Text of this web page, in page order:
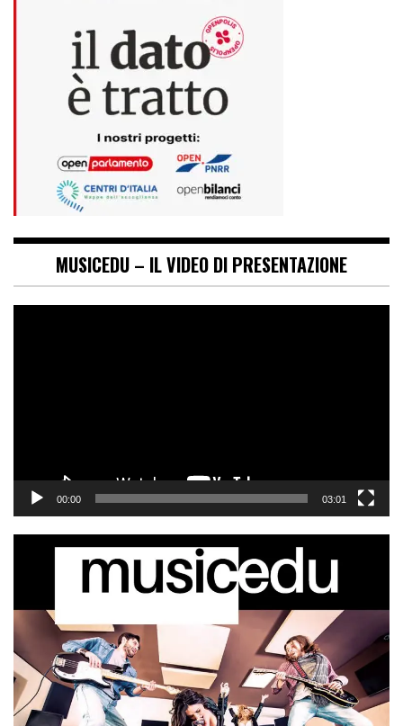
MUSICEDU – IL VIDEO DI PRESENTAZIONE
00:00 03:01